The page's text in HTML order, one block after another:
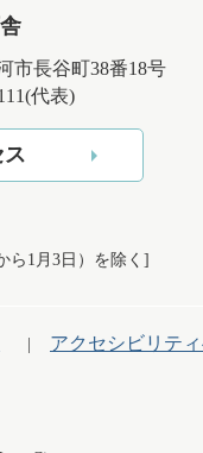
市長谷町38番18号
代表)
ス
ら1月3日）を除く]
アクセシビリテ